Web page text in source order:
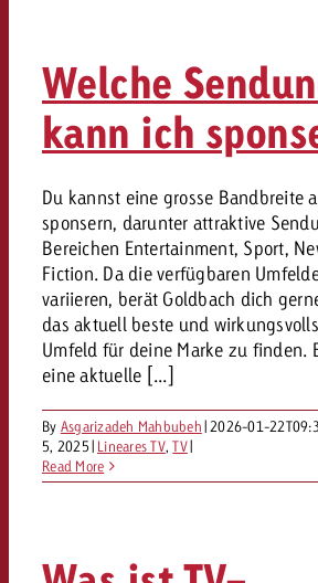
Welche
kann ich
Du kannst eine grosse Bandbreite
sponsern, darunter attraktive
Bereichen Entertainment, Sport,
Fiction. Da die verfügbaren
variieren, berät Goldbach dich
das aktuell beste und
Umfeld für deine Marke zu finden.
eine aktuelle [...]
By Asgarizadeh Mahbubeh| 2026-01-
5, 2025| Lineares TV,TV|
Read More